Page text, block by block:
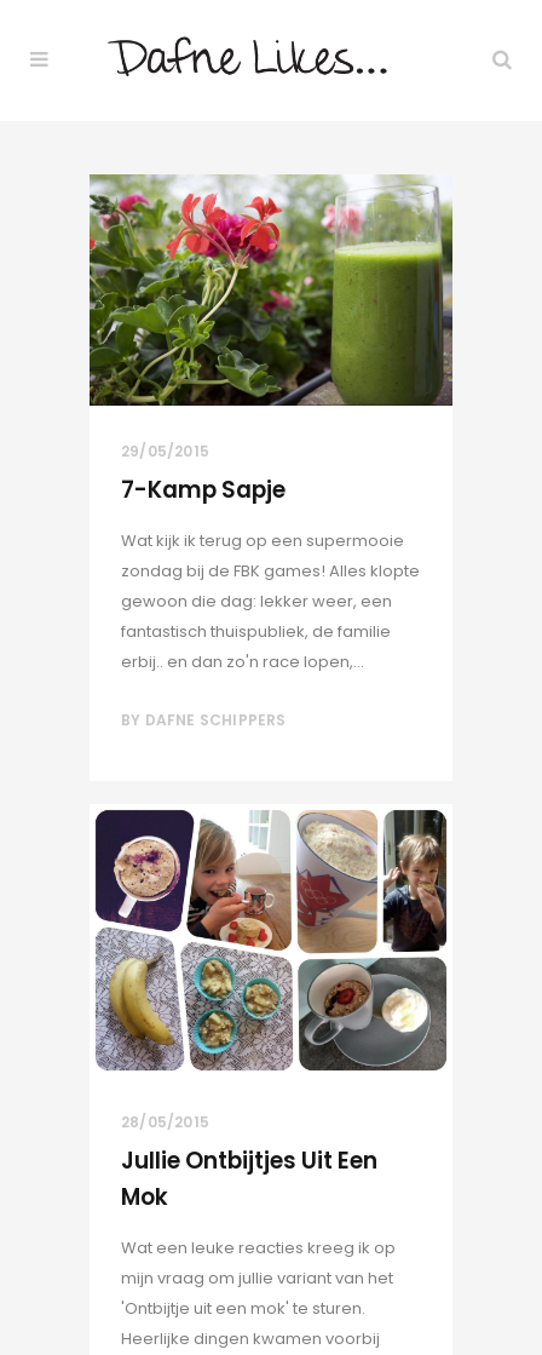
29/05/2015
7-Kamp Sapje
Wat kijk ik terug op een supermooie
zondag bij de FBK games! Alles klopte
gewoon die dag: lekker weer, een
fantastisch thuispubliek, de familie
erbij.. en dan zo'n race lopen,...
BY DAFNE SCHIPPERS
28/05/2015
Jullie Ontbijtjes Uit Een
Mok
Wat een leuke reacties kreeg ik op
mijn vraag om jullie variant van het
'Ontbijtje uit een mok' te sturen.
Heerlijke dingen kwamen voorbij